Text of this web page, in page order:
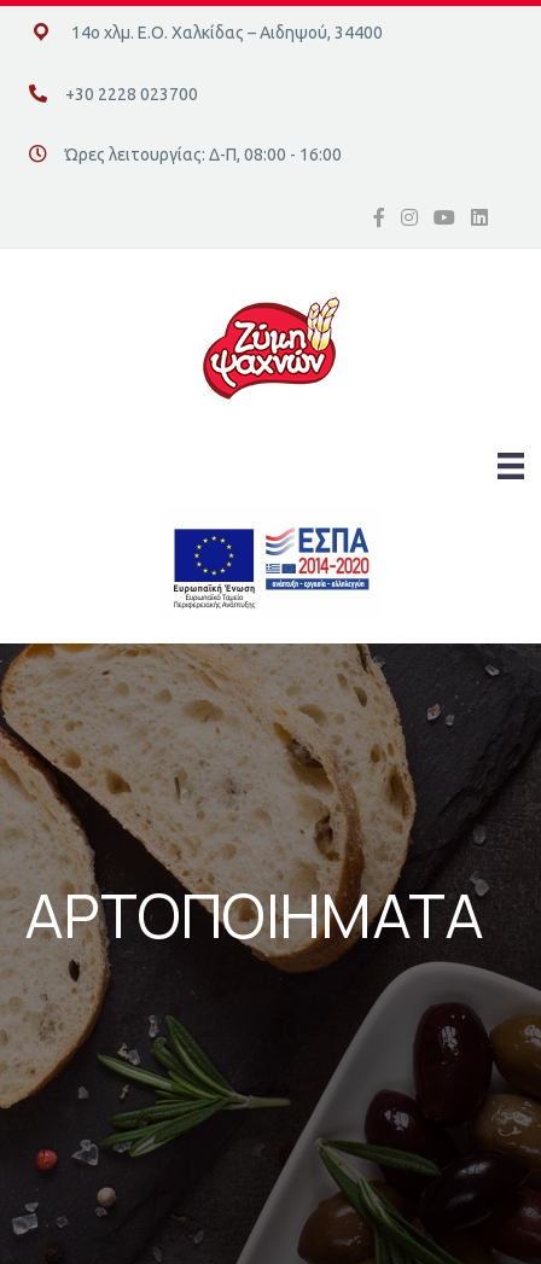
14ο χλμ. Ε.Ο. Χαλκίδας – Αιδηψού, 34400
14ο χλμ. Ε.Ο. Χαλκίδας – Αιδηψού, 34400
+30 2228 023700
+30 2228 023700
Διεύθυνση οδός 16, Ελλάδα
Ώρες λειτουργίας: Δ-Π, 08:00 - 16:00
ΑΡΤΟΠΟΙΗΜΑΤΑ